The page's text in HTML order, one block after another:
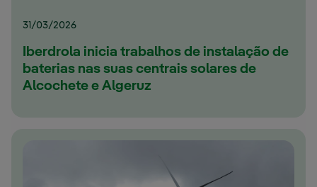
31/03/2026
Iberdrola inicia trabalhos de instalação de
baterias nas suas centrais solares de
Alcochete e Algeruz